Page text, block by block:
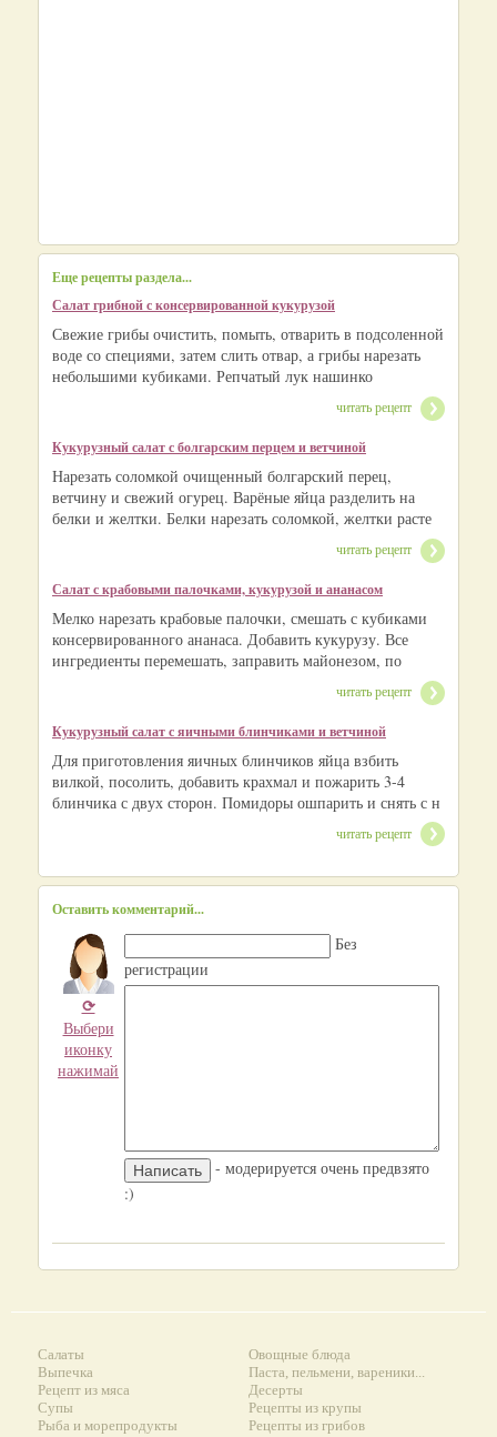
Еще рецепты раздела...
Салат грибной с консервированной кукурузой
Свежие грибы очистить, помыть, отварить в подсоленной
воде со специями, затем слить отвар, а грибы нарезать
небольшими кубиками. Репчатый лук нашинко
читать рецепт
Кукурузный салат с болгарским перцем и ветчиной
Нарезать соломкой очищенный болгарский перец,
ветчину и свежий огурец. Варёные яйца разделить на
белки и желтки. Белки нарезать соломкой, желтки расте
читать рецепт
Салат с крабовыми палочками, кукурузой и ананасом
Мелко нарезать крабовые палочки, смешать с кубиками
консервированного ананаса. Добавить кукурузу. Все
ингредиенты перемешать, заправить майонезом, по
читать рецепт
Кукурузный салат с яичными блинчиками и ветчиной
Для приготовления яичных блинчиков яйца взбить
вилкой, посолить, добавить крахмал и пожарить 3-4
блинчика с двух сторон. Помидоры ошпарить и снять с н
читать рецепт
Оставить комментарий...
⟳
Выбери
иконку
нажимай
Без
регистрации
- модерируется очень предвзято
:)
Салаты
Выпечка
Рецепт из мяса
Супы
Рыба и морепродукты
Овощные блюда
Паста, пельмени, вареники...
Десерты
Рецепты из крупы
Рецепты из грибов